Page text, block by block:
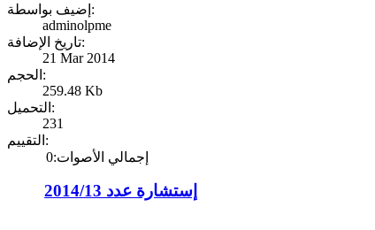
إضيف بواسطة:
adminolpme
تاريخ الإضافة:
21 Mar 2014
الحجم:
259.48 Kb
التحميل:
231
التقييم:
إجمالي الأصوات:0
إستشارة عدد 2014/13